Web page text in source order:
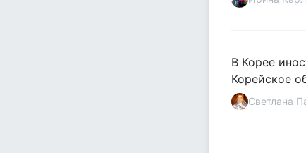
В Корее
Корейское
Светлана